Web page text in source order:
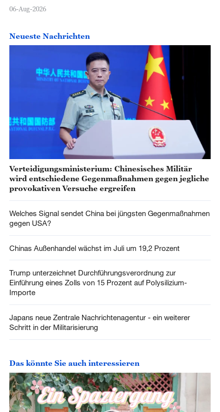
06-Aug-2026
Neueste Nachrichten
Verteidigungsministerium: Chinesisches Militär
wird entschiedene Gegenmaßnahmen gegen jegliche
provokativen Versuche ergreifen
Welches Signal sendet China bei jüngsten Gegenmaßnahmen
gegen USA?
Chinas Außenhandel wächst im Juli um 19,2 Prozent
Trump unterzeichnet Durchführungsverordnung zur
Einführung eines Zolls von 15 Prozent auf Polysilizium-
Importe
Japans neue Zentrale Nachrichtenagentur - ein weiterer
Schritt in der Militarisierung
Das könnte Sie auch interessieren